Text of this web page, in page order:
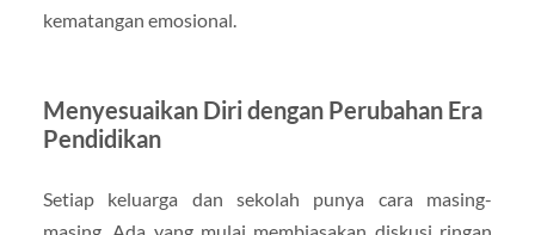
kematangan emosional.
Menyesuaikan Diri dengan Perubahan Era
Pendidikan
Setiap keluarga dan sekolah punya cara masing-